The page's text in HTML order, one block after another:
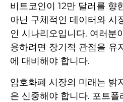
비트코인이 12만 달러를 향
아닌 구체적인 데이터와 시
인 시나리오입니다. 여러분
용하려면 장기적 관점을 유
에 대비해야 합니다.
암호화폐 시장의 미래는 밝
은 신중해야 합니다. 포트